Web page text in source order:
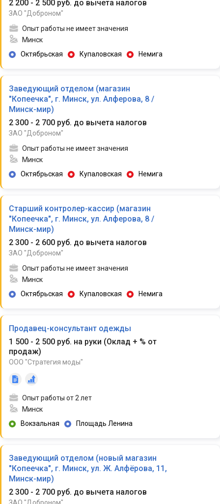
2 200 - 2 500 руб. до вычета налогов
ЗАО "Доброном"
Опыт работы не имеет значения
Минск
Октябрьская
Купаловская Немига
Заведующий отделом (магазин
"Копеечка", г. Минск, ул. Алферова, 8 /
Минск-мир)
2 300 - 2 700 руб. до вычета налогов
ЗАО "Доброном"
Опыт работы не имеет значения
Минск
Октябрьская
Купаловская Немига
Старший контролер-кассир (магазин
"Копеечка", г. Минск, ул. Алферова, 8 /
Минск-мир)
2 300 - 2 600 руб. до вычета налогов
ЗАО "Доброном"
Опыт работы не имеет значения
Минск
Октябрьская
Купаловская Немига
Продавец-консультант одежды
1 500 - 2 500 руб. на руки (Оклад + % от
продаж)
ООО "Стратегия моды"
Опыт работы от 2 лет
Минск
Вокзальная
Площадь Ленина
Заведующий отделом (новый магазин
"Копеечка", г. Минск, ул. Ж. Алфёрова, 11,
Минск-мир)
2 300 - 2 700 руб. до вычета налогов